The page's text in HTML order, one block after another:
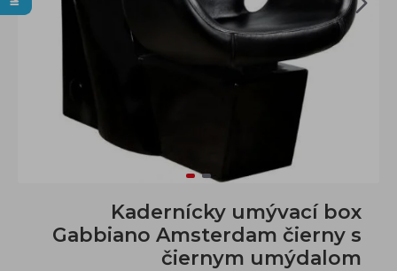
Kadernícky umývací box
Gabbiano Amsterdam čierny s
čiernym umýdalom